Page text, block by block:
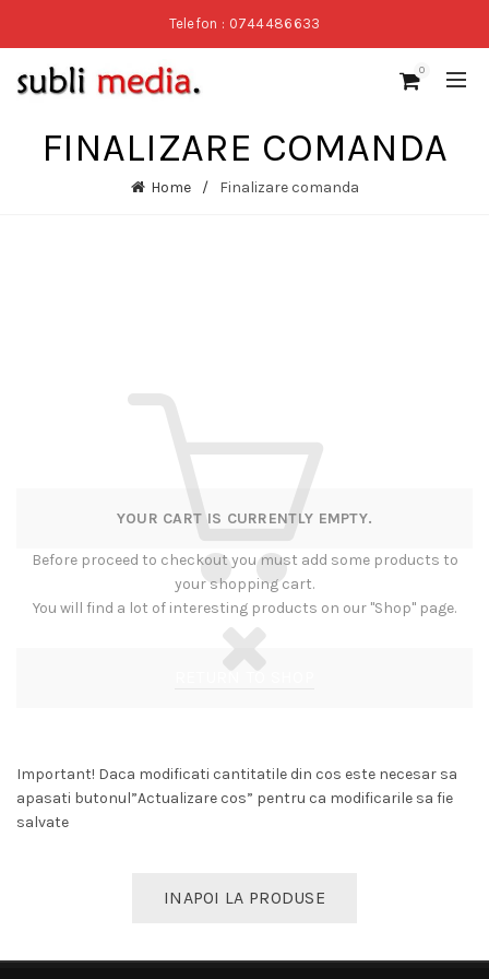
Telefon : 0744486633
0
FINALIZARE COMANDA
Home Finalizare comanda
YOUR CART IS CURRENTLY EMPTY.
Before proceed to checkout you must add some products to
your shopping cart.
You will find a lot of interesting products on our "Shop" page.
RETURN TO SHOP
Important! Daca modificati cantitatile din cos este necesar sa
apasati butonul”Actualizare cos” pentru ca modificarile sa fie
salvate
INAPOI LA PRODUSE